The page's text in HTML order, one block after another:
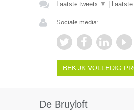
Laatste tweets ▼
Sociale media:
BEKIJK VOLLEDIG
De Bruyloft